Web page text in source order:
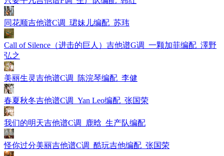
同花顺吉他谱C调_珺妹儿编配_苏玮
Call of Silence（进击的巨人）吉他谱G调_一颗加菲编配_澤野
弘之
美丽生灵吉他谱C调_陈浣琴编配_李健
春夏秋冬吉他谱C调_Yan Leo编配_张国荣
我们的明天吉他谱C调_鹿晗_生产队编配
怪你过分美丽吉他谱C调_酷玩吉他编配_张国荣